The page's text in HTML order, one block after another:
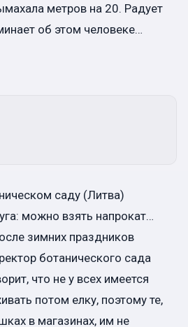
метров на 20. Радует
об этом человеке…
саду (Литва)
можно взять напрокат…
зимних праздников
ботанического сада
что не у всех имеется
потом елку, поэтому те,
в магазинах, им не